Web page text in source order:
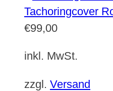
Tachoringcover
€99,00
inkl. MwSt.
zzgl. Versand